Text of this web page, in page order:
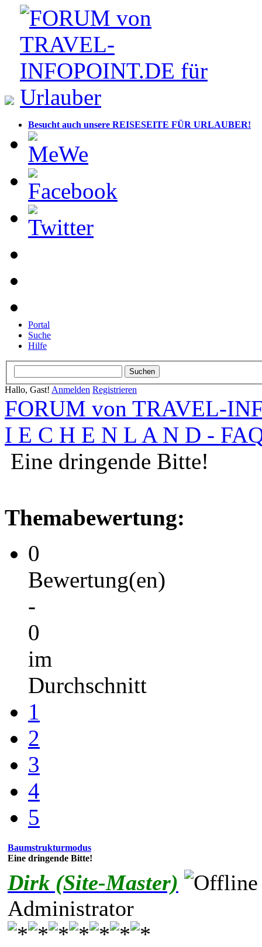
Besucht auch unsere REISESEITE FÜR URLAUBER!
Portal
Suche
Hilfe
Hallo, Gast! Anmelden Registrieren
FORUM von TRAVEL-
I E C H E N L A N D -
Eine dringende Bitte!
Themabewertung:
0
Bewertung(en)
-
0
im
Durchschnitt
1
2
3
4
5
Baumstrukturmodus
Eine dringende Bitte!
Dirk (Site-Master)
Administrator